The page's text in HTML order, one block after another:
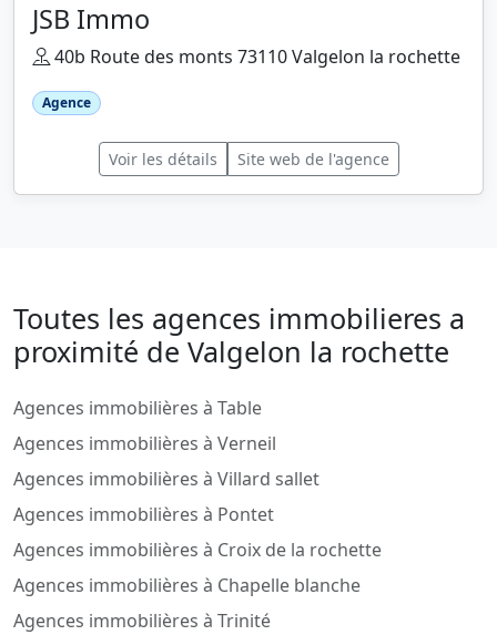
JSB Immo
40b Route des monts 73110 Valgelon la rochette
Agence
Voir les détails Site web de l'agence
Toutes les agences immobilieres a
proximité de Valgelon la rochette
Agences immobilières à Table
Agences immobilières à Verneil
Agences immobilières à Villard sallet
Agences immobilières à Pontet
Agences immobilières à Croix de la rochette
Agences immobilières à Chapelle blanche
Agences immobilières à Trinité